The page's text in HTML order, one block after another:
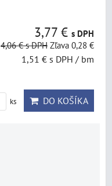
3,77 € s DPH
4,06 €s DPH Zľava 0,28 €
1,51 € s DPH / bm
ks DO KOŠÍKA